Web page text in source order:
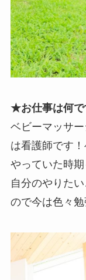
★お仕事は何で
ベビーマッサ
は看護師です
やっていた時期
自分のやりた
ので今は色々勉